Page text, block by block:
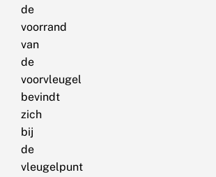
de
voorrand
van
de
voorvleugel
bevindt
zich
bij
de
vleugelpunt